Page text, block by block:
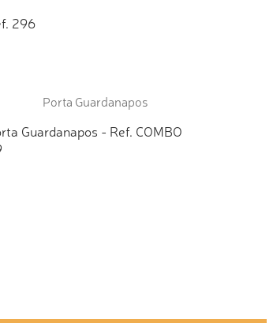
296
Guardanapos - Ref. COMBO